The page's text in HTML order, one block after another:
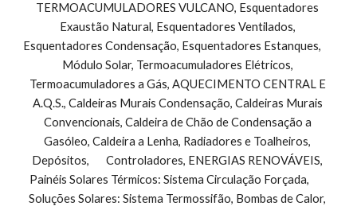
TERMOACUMULADORES VULCANO, Esquentadores
Exaustão Natural, Esquentadores Ventilados,
Esquentadores Condensação, Esquentadores Estanques,
Módulo Solar, Termoacumuladores Elétricos,
Termoacumuladores a Gás, AQUECIMENTO CENTRAL E
A.Q.S., Caldeiras Murais Condensação, Caldeiras Murais
Convencionais, Caldeira de Chão de Condensação a
Gasóleo, Caldeira a Lenha, Radiadores e Toalheiros,
Depósitos,       Controladores, ENERGIAS RENOVÁVEIS,
Painéis Solares Térmicos: Sistema Circulação Forçada,
Soluções Solares: Sistema Termossifão, Bombas de Calor,